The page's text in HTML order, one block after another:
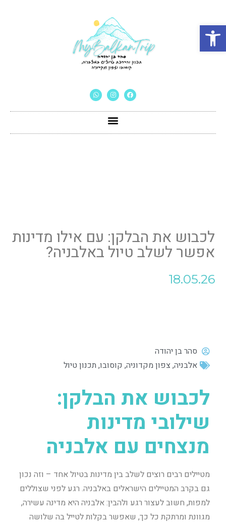
פתח סרגל נגישות
לכבוש את הבלקן: עם אילו מדינות
אפשר לשלב טיול באלבניה?
18.05.26
סהר בן יהודה
אלבניה, צפון מקדוניה, קוסובו, תכנון טיול
לכבוש את הבלקן:
שילובי מדינות
מנצחים עם אלבניה
מטיילים רבים רוצים לשלב בין מדינות בטיול אחד – וזה נכון
גם בקרב המטיילים הישראלים באלבניה. רגע לפני שצוללים
למפות, חשוב לעצור רגע ולהבין: אלבניה היא מדינה עשירה,
מגוונת ומרתקת כל כך, שאפשר בקלות לטייל בה שלושה